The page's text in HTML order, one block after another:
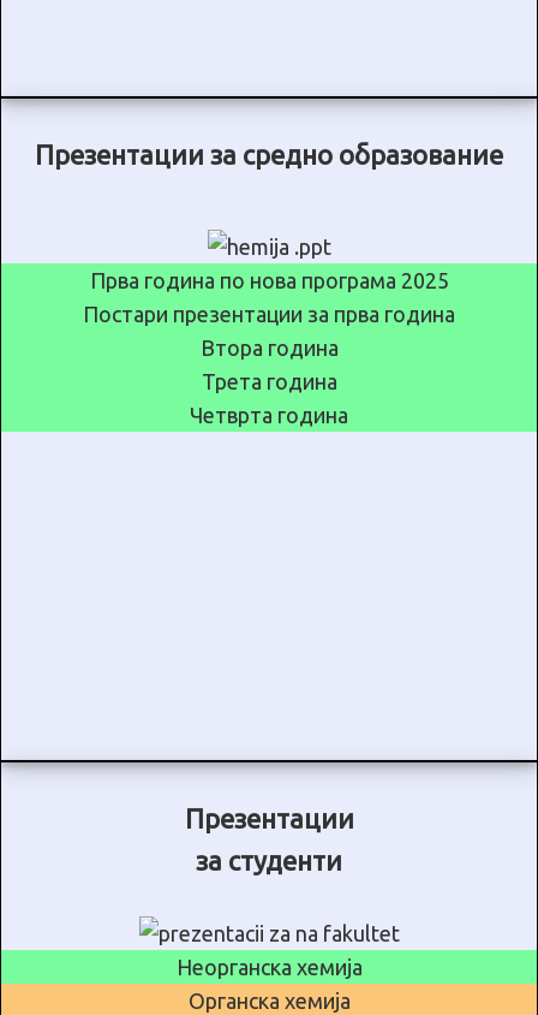
Презентации за средно образование
Прва година по нова програма 2025
Постари презентации за прва година
Втора година
Трета година
Четврта година
Презентации
за студенти
Неорганска хемија
Органска хемија